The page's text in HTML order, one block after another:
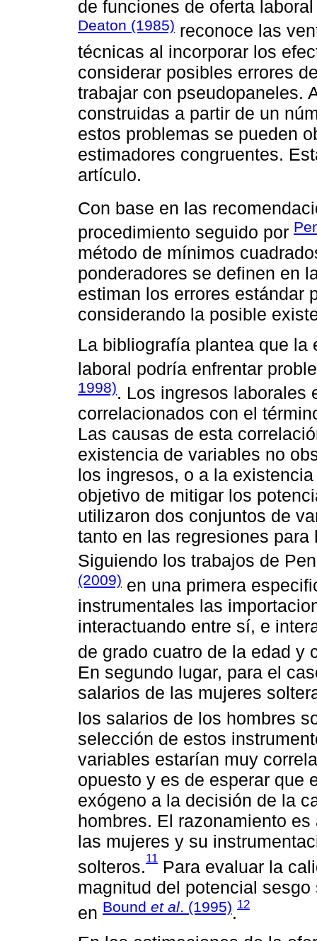
de funciones de oferta
Deaton (1985) reconoce las
técnicas al incorporar los
considerar posibles errores
trabajar con pseudopaneles.
construidas a partir de un
estos problemas se pueden
estimadores congruentes.
artículo.
Con base en las
procedimiento seguido por
método de mínimos
ponderadores se definen en
estiman los errores estándar
considerando la posible
La bibliografía plantea que
laboral podría enfrentar
1998). Los ingresos laborales
correlacionados con el
Las causas de esta
existencia de variables no
los ingresos, o a la
objetivo de mitigar los
utilizaron dos conjuntos de
tanto en las regresiones
Siguiendo los trabajos de
(2009) en una primera
instrumentales las
interactuando entre sí, e
de grado cuatro de la edad y
En segundo lugar, para el
salarios de las mujeres
los salarios de los hombres
selección de estos
variables estarían muy
opuesto y es de esperar que
exógeno a la decisión de la
hombres. El razonamiento
las mujeres y su
solteros.11 Para evaluar la
magnitud del potencial
en Bound et al. (1995).12